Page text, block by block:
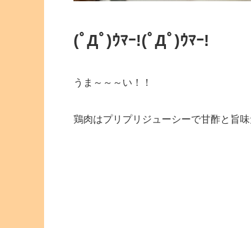
(ﾟДﾟ)ｳﾏｰ!(ﾟДﾟ)ｳﾏｰ!
うま～～～い！！
鶏肉はプリプリジューシーで甘酢と旨